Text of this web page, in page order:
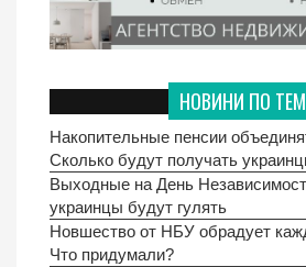
НОВИНИ ПО
Накопительные пенсии
Сколько будут получать
Выходные на День
украинцы будут гулять
Новшество от НБУ обрадует
Что придумали?